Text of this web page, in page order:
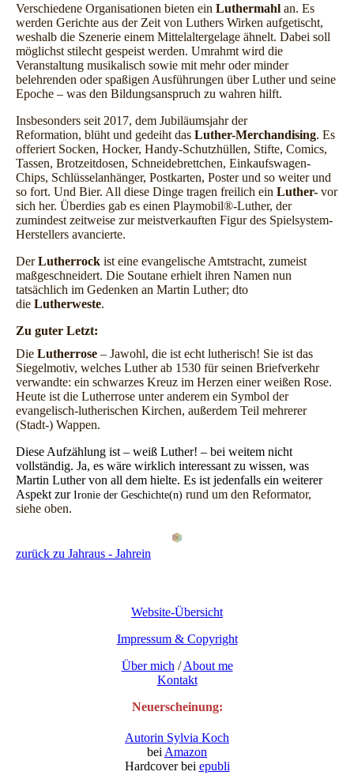
Verschiedene Organisationen bieten ein Luthermahl an. Es
werden Gerichte aus der Zeit von Luthers Wirken aufgetischt,
weshalb die Szenerie einem Mittelaltergelage ähnelt. Dabei soll
möglichst stilecht gespeist werden. Umrahmt wird die
Veranstaltung musikalisch sowie mit mehr oder minder
belehrenden oder spaßigen Ausführungen über Luther und seine
Epoche – was den Bildungsanspruch zu wahren hilft.
Insbesonders seit 2017, dem Jubiläumsjahr der
Reformation, blüht und gedeiht das Luther-Merchandising. Es
offeriert Socken, Hocker, Handy-Schutzhüllen, Stifte, Comics,
Tassen, Brotzeitdosen, Schneidebrettchen, Einkaufswagen-
Chips, Schlüsselanhänger, Postkarten, Poster und so weiter und
so fort. Und Bier. All diese Dinge tragen freilich ein Luther- vor
sich her. Überdies gab es einen Playmobil®-Luther, der
zumindest zeitweise zur meistverkauften Figur des Spielsystem-
Herstellers avancierte.
DerLutherrock ist eine evangelische Amtstracht, zumeist
maßgeschneidert. Die Soutane erhielt ihren Namen nun
tatsächlich im Gedenken an Martin Luther; dto
die Lutherweste.
Zu guter Letzt:
Die Lutherrose – Jawohl, die ist echt lutherisch! Sie ist das
Siegelmotiv, welches Luther ab 1530 für seinen Briefverkehr
verwandte: ein schwarzes Kreuz im Herzen einer weißen Rose.
Heute ist die Lutherrose unter anderem ein Symbol der
evangelisch-lutherischen Kirchen, außerdem Teil mehrerer
(Stadt-) Wappen.
Diese Aufzählung ist – weiß Luther! – bei weitem nicht
vollständig. Ja, es wäre wirklich interessant zu wissen, was
Martin Luther von all dem hielte. Es ist jedenfalls ein weiterer
Aspekt zur Ironie der Geschichte(n) rund um den Reformator,
siehe oben.
zurück zu Jahraus - Jahrein
Website-Übersicht
Impressum & Copyright
Über mich /About me
Kontakt
Neuerscheinung:
Autorin Sylvia Koch
bei Amazon
Hardcover bei epubli